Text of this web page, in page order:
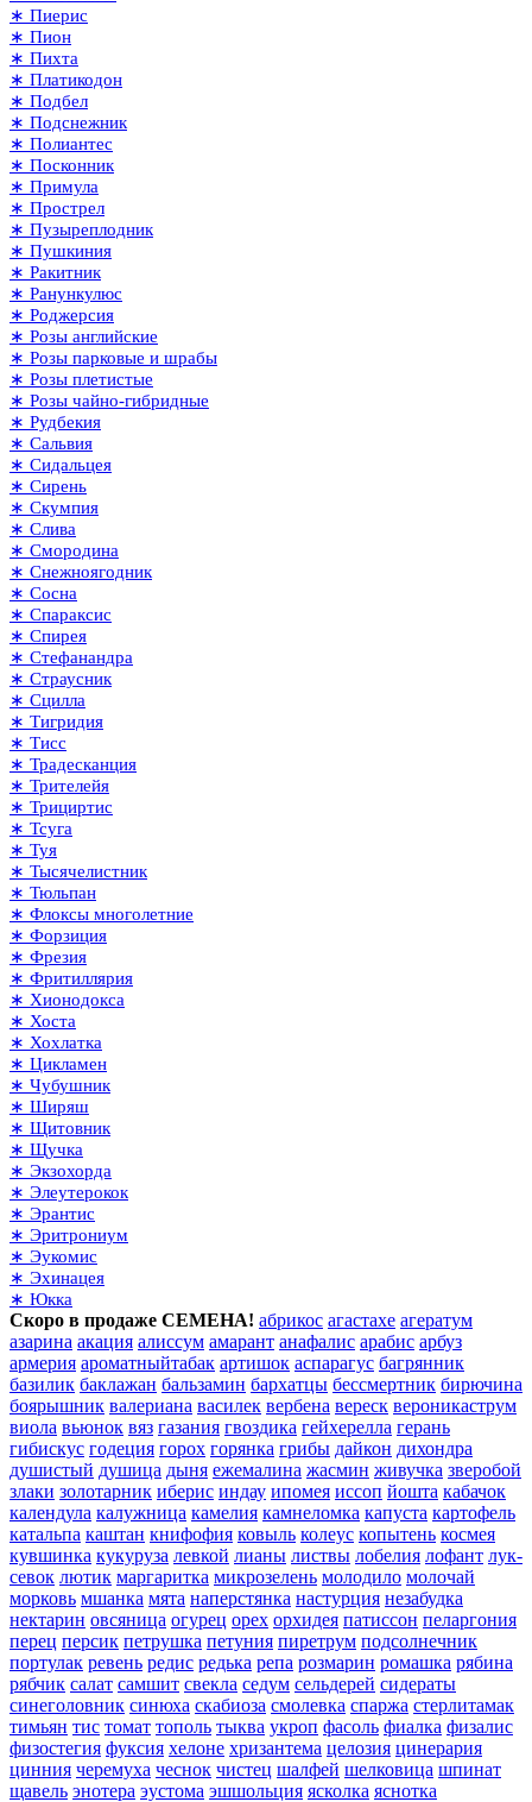
∗ Пиерис
∗ Пион
∗ Пихта
∗ Платикодон
∗ Подбел
∗ Подснежник
∗ Полиантес
∗ Посконник
∗ Примула
∗ Прострел
∗ Пузыреплодник
∗ Пушкиния
∗ Ракитник
∗ Ранункулюс
∗ Роджерсия
∗ Розы английские
∗ Розы парковые и шрабы
∗ Розы плетистые
∗ Розы чайно-гибридные
∗ Рудбекия
∗ Сальвия
∗ Сидальцея
∗ Сирень
∗ Скумпия
∗ Слива
∗ Смородина
∗ Снежноягодник
∗ Сосна
∗ Спараксис
∗ Спирея
∗ Стефанандра
∗ Страусник
∗ Сцилла
∗ Тигридия
∗ Тисс
∗ Традесканция
∗ Трителейя
∗ Трициртис
∗ Тсуга
∗ Туя
∗ Тысячелистник
∗ Тюльпан
∗ Флоксы многолетние
∗ Форзиция
∗ Фрезия
∗ Фритиллярия
∗ Хионодокса
∗ Хоста
∗ Хохлатка
∗ Цикламен
∗ Чубушник
∗ Ширяш
∗ Щитовник
∗ Щучка
∗ Экзохорда
∗ Элеутерокок
∗ Эрантис
∗ Эритрониум
∗ Эукомис
∗ Эхинацея
∗ Юкка
Скоро в продаже СЕМЕНА! абрикос агастахе агератум
азарина акация алиссум амарант анафалис арабис арбуз
армерия ароматныйтабак артишок аспарагус багрянник
базилик баклажан бальзамин бархатцы бессмертник бирючина
боярышник валериана василек вербена вереск вероникаструм
виола вьюнок вяз газания гвоздика гейхерелла герань
гибискус годеция горох горянка грибы дайкон дихондра
душистый душица дыня ежемалина жасмин живучка зверобой
злаки золотарник иберис индау ипомея иссоп йошта кабачок
календула калужница камелия камнеломка капуста картофель
катальпа каштан книфофия ковыль колеус копытень космея
кувшинка кукуруза левкой лианы листвы лобелия лофант лук-
севок лютик маргаритка микрозелень молодило молочай
морковь мшанка мята наперстянка настурция незабудка
нектарин овсяница огурец орех орхидея патиссон пеларгония
перец персик петрушка петуния пиретрум подсолнечник
портулак ревень редис редька репа розмарин ромашка рябина
рябчик салат самшит свекла седум сельдерей сидераты
синеголовник синюха скабиоза смолевка спаржа стерлитамак
тимьян тис томат тополь тыква укроп фасоль фиалка физалис
физостегия фуксия хелоне хризантема целозия цинерария
цинния черемуха чеснок чистец шалфей шелковица шпинат
щавель энотера эустома эшшольция ясколка яснотка